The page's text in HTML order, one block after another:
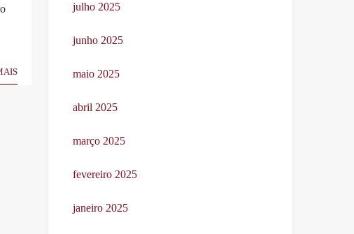
julho 2025
junho 2025
maio 2025
abril 2025
março 2025
fevereiro 2025
janeiro 2025